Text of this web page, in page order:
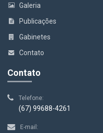
Galeria
Publicações
Gabinetes
Contato
Contato
Telefone:
(67) 99688-4261
E-mail: